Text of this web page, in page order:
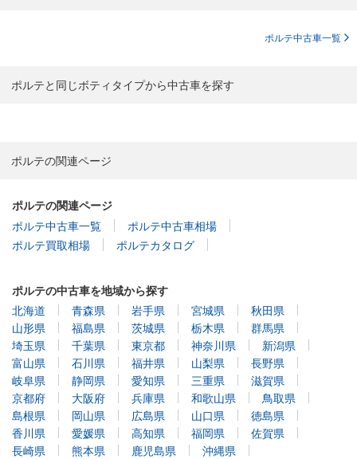
ポルテ中古車一覧
ポルテと同じボティタイプから中古車を探す
ポルテの関連ページ
ポルテの関連ページ
ポルテ中古車一覧
ポルテ中古車相場
ポルテ買取相場
ポルテカタログ
ポルテの中古車を地域から探す
北海道
青森県 岩手県 宮城県
秋田県
山形県
福島県 茨城県 栃木県
群馬県
埼玉県
千葉県 東京都 神奈川県
新潟県
富山県
石川県 福井県 山梨県
長野県
岐阜県
静岡県 愛知県 三重県
滋賀県
京都府
大阪府 兵庫県 和歌山県
鳥取県
島根県
岡山県 広島県 山口県
徳島県
香川県
愛媛県 高知県 福岡県
佐賀県
長崎県
熊本県 鹿児島県 沖縄県